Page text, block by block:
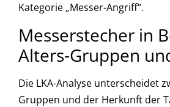
Kategorie „Messer-Angriff“.
Messerstecher in
Alters-Gruppen
Die LKA-Analyse unterscheidet
Gruppen und der Herkunft der